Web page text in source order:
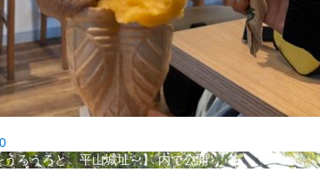
うろうろと 平山城址～】 内で公開